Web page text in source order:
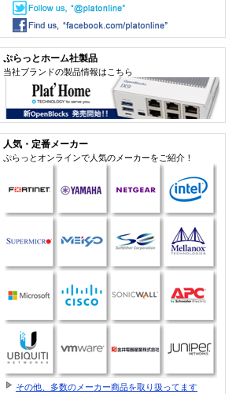
ぷらっとホーム社製品
当社ブランドの製品情報はこちら
人気・定番メーカー
ぷらっとオンラインで人気のメーカーをご紹介！
その他、多数のメーカー商品を取り扱ってます